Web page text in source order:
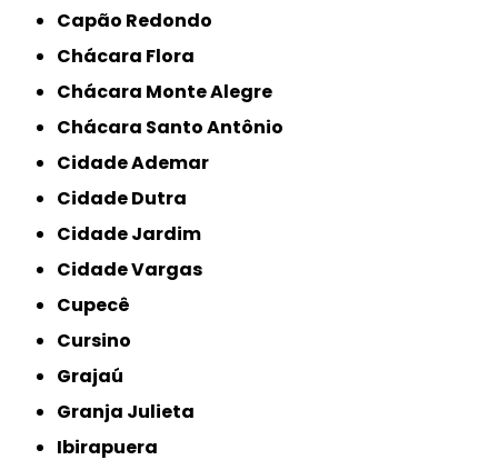
Capão Redondo
Chácara Flora
Chácara Monte Alegre
Chácara Santo Antônio
Cidade Ademar
Cidade Dutra
Cidade Jardim
Cidade Vargas
Cupecê
Cursino
Grajaú
Granja Julieta
Ibirapuera